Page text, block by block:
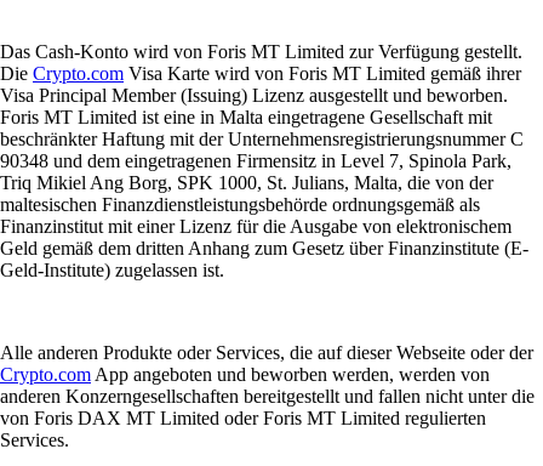
Das Cash-Konto wird von Foris MT Limited zur Verfügung gestellt.
Die Crypto.com Visa Karte wird von Foris MT Limited gemäß ihrer
Visa Principal Member (Issuing) Lizenz ausgestellt und beworben.
Foris MT Limited ist eine in Malta eingetragene Gesellschaft mit
beschränkter Haftung mit der Unternehmensregistrierungsnummer C
90348 und dem eingetragenen Firmensitz in Level 7, Spinola Park,
Triq Mikiel Ang Borg, SPK 1000, St. Julians, Malta, die von der
maltesischen Finanzdienstleistungsbehörde ordnungsgemäß als
Finanzinstitut mit einer Lizenz für die Ausgabe von elektronischem
Geld gemäß dem dritten Anhang zum Gesetz über Finanzinstitute (E-
Geld-Institute) zugelassen ist.
Alle anderen Produkte oder Services, die auf dieser Webseite oder der
Crypto.com App angeboten und beworben werden, werden von
anderen Konzerngesellschaften bereitgestellt und fallen nicht unter die
von Foris DAX MT Limited oder Foris MT Limited regulierten
Services.